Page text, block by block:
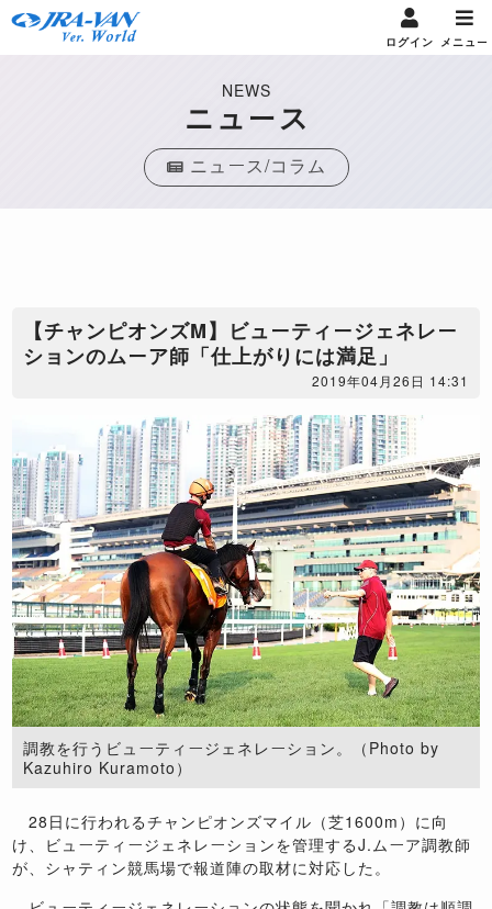
ログイン メニュー
NEWS
ニュース
ニュース/コラム
【チャンピオンズM】ビューティージェネレー
ションのムーア師「仕上がりには満足」
2019年04月26日 14:31
調教を行うビューティージェネレーション。（Photo by
Kazuhiro Kuramoto）
28日に行われるチャンピオンズマイル（芝1600m）に向
け、ビューティージェネレーションを管理するJ.ムーア調教師
が、シャティン競馬場で報道陣の取材に対応した。